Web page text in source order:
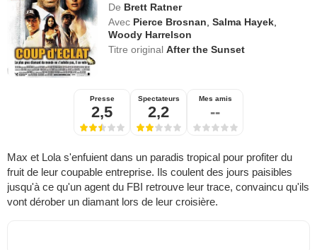
De Brett Ratner
Avec Pierce Brosnan ,Salma Hayek
Woody Harrelson
Titre originalAfter the Sunset
Presse
2,5
Spectateurs
2,2
Mes amis
--
Max et Lola s'enfuient dans un paradis tropical pour profiter du
fruit de leur coupable entreprise. Ils coulent des jours paisibles
jusqu'à ce qu'un agent du FBI retrouve leur trace, convaincu qu'ils
vont dérober un diamant lors de leur croisière.